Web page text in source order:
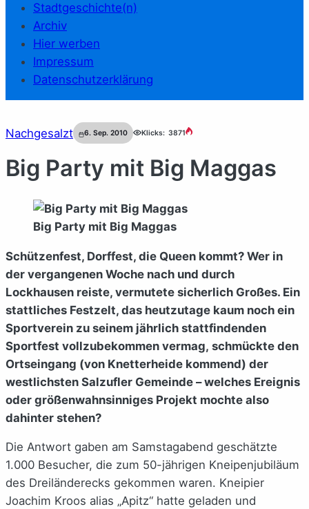
Stadtgeschichte(n)
Archiv
Hier werben
Impressum
Datenschutzerklärung
Nachgesalzt 6. Sep. 2010 Klicks: 3871
Big Party mit Big Maggas
Big Party mit Big Maggas
Schützenfest, Dorffest, die Queen kommt? Wer in
der vergangenen Woche nach und durch
Lockhausen reiste, vermutete sicherlich Großes. Ein
stattliches Festzelt, das heutzutage kaum noch ein
Sportverein zu seinem jährlich stattfindenden
Sportfest vollzubekommen vermag, schmückte den
Ortseingang (von Knetterheide kommend) der
westlichsten Salzufler Gemeinde – welches Ereignis
oder größenwahnsinniges Projekt mochte also
dahinter stehen?
Die Antwort gaben am Samstagabend geschätzte
1.000 Besucher, die zum 50-jährigen Kneipenjubiläum
des Dreiländerecks gekommen waren. Kneipier
Joachim Kroos alias „Apitz“ hatte geladen und